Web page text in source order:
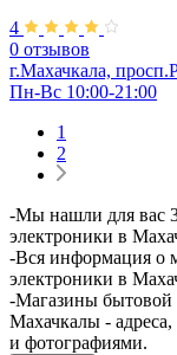
4
0 отзывов
г.Махачкала,
Пн-Вс 10:00-21:00
1
2
-Мы нашли для вас
электроники в
-Вся информация о
электроники в
-Магазины бытовой
Махачкалы -
и фотографиями.